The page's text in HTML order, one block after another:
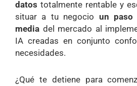
datos totalmente rentable y
situar a tu negocio un paso
media del mercado al
IA creadas en conjunto
necesidades.
¿Qué te detiene para